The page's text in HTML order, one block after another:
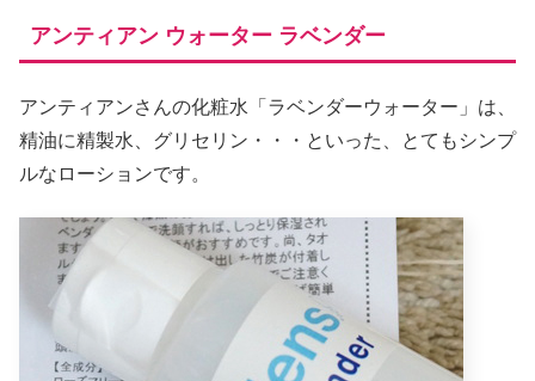
アンティアン ウォーター ラベンダー
アンティアンさんの化粧水「ラベンダーウォーター」は、
精油に精製水、グリセリン・・・といった、とてもシンプ
ルなローションです。